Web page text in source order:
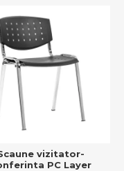
vizitator-
PC Layer